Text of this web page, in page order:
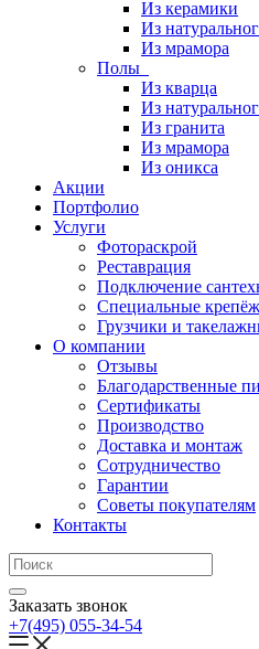
Из керамики
Из
Из мрамора
Полы
Из кварца
Из
Из гранита
Из мрамора
Из оникса
Акции
Портфолио
Услуги
Фотораскрой
Реставрация
Подключение
Специальные
Грузчики и
О компании
Отзывы
Благодарственные
Сертификаты
Производство
Доставка и монтаж
Сотрудничество
Гарантии
Советы покупателям
Контакты
Заказать звонок
+7(495) 055-34-54